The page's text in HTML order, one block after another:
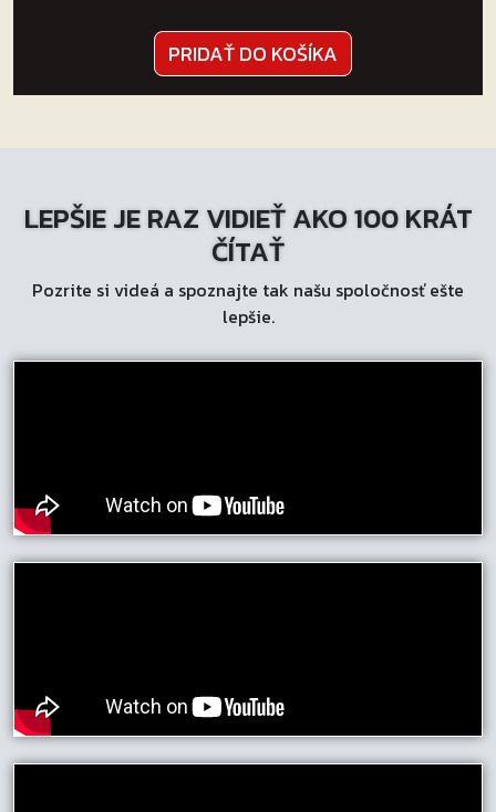
PRIDAŤ DO KOŠÍKA
LEPŠIE JE RAZ VIDIEŤ AKO 100 KRÁT
ČÍTAŤ
Pozrite si videá a spoznajte tak našu spoločnosť ešte
lepšie.